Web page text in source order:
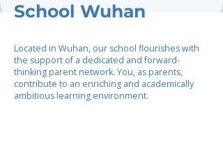
School Wuhan
Located in Wuhan, our school flourishes with
the support of a dedicated and forward-
thinking parent network. You, as parents,
contribute to an enriching and academically
ambitious learning environment.